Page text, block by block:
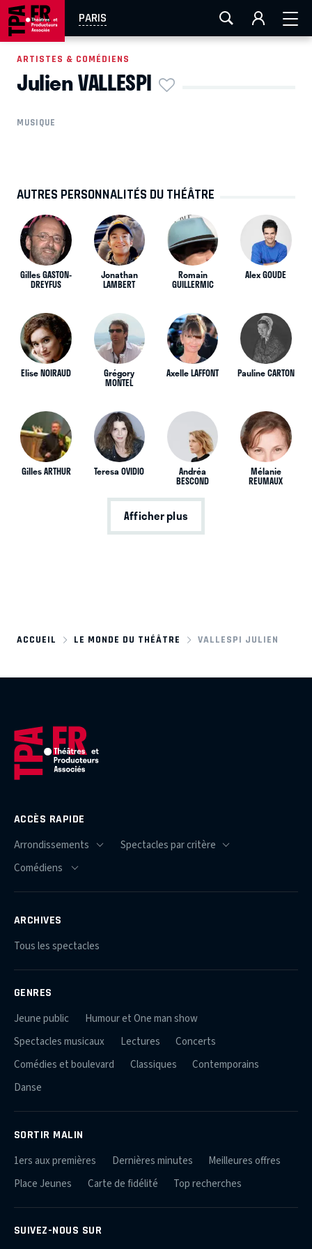
PARIS
AIX-MARSEILLE LA ROCHELLE
EN TOURNÉE
ARTISTES & COMÉDIENS
Julien VALLESPI
MUSIQUE
AUTRES PERSONNALITÉS DU THÉÂTRE
Gilles GASTON-
DREYFUS
Jonathan
LAMBERT
Romain
GUILLERMIC
Alex GOUDE
Elise NOIRAUD Grégory
MONTEL
Axelle LAFFONT Pauline CARTON
Gilles ARTHUR Teresa OVIDIO Andréa
BESCOND
Mélanie
REUMAUX
Afficher plus
ACCUEIL LE MONDE DU THÉÂTRE VALLESPI JULIEN
ACCÈS RAPIDE
ARCHIVES
Tous les spectacles
GENRES
Jeune public
Humour et One man show
Spectacles musicaux
Lectures
Concerts
Comédies et boulevard
Classiques
Contemporains
Danse
SORTIR MALIN
1ers aux premières Dernières minutes
Meilleures offres
Place Jeunes
Carte de fidélité Top recherches
SUIVEZ-NOUS SUR